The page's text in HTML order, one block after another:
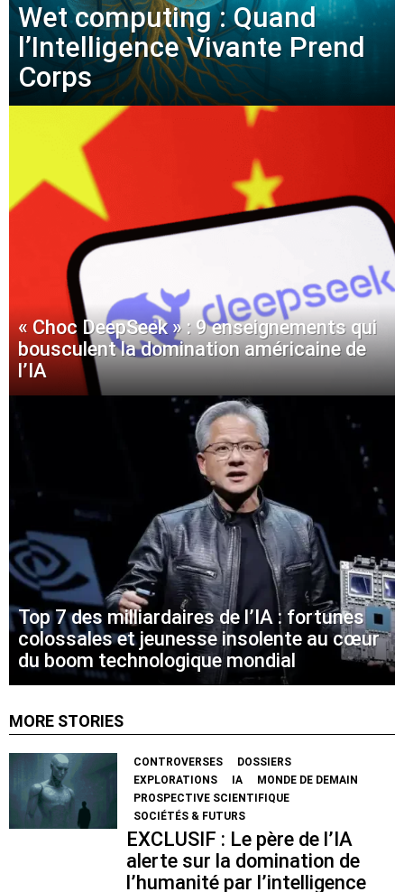
Wet computing : Quand
l’Intelligence Vivante Prend
Corps
« Choc DeepSeek » : 9 enseignements qui
bousculent la domination américaine de
l’IA
Top 7 des milliardaires de l’IA : fortunes
colossales et jeunesse insolente au cœur
du boom technologique mondial
MORE STORIES
CONTROVERSES
DOSSIERS
EXPLORATIONS
IA
MONDE DE DEMAIN
PROSPECTIVE SCIENTIFIQUE
SOCIÉTÉS & FUTURS
EXCLUSIF : Le père de l’IA
alerte sur la domination de
l’humanité par l’intelligence